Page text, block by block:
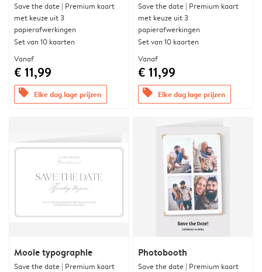
Save the date | Premium kaart
met keuze uit 3
papierafwerkingen
Set van 10 kaarten
Vanaf
€ 11,99
offers Elke dag lage prijzen
Save the date | Premium kaart
met keuze uit 3
papierafwerkingen
Set van 10 kaarten
Vanaf
€ 11,99
offers Elke dag lage prijzen
Mooie typographie
Save the date | Premium kaart
Photobooth
Save the date | Premium kaart